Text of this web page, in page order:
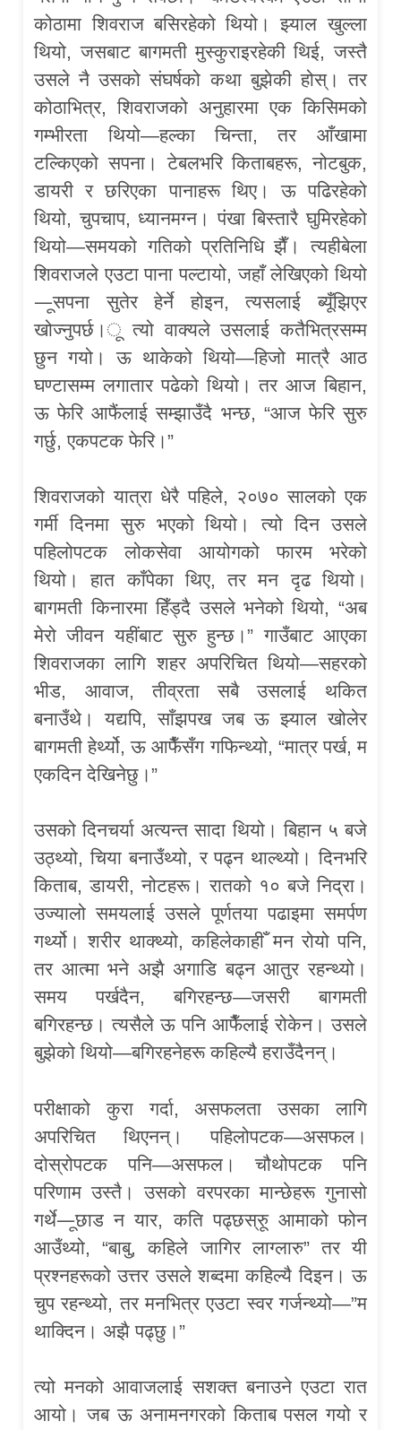
कोठामा शिवराज बसिरहेको थियो। झ्याल खुल्ला
थियो, जसबाट बागमती मुस्कुराइरहेकी थिई, जस्तै
उसले नै उसको संघर्षको कथा बुझेकी होस्। तर
कोठाभित्र, शिवराजको अनुहारमा एक किसिमको
गम्भीरता थियो—हल्का चिन्ता, तर आँखामा
टल्किएको सपना। टेबलभरि किताबहरू, नोटबुक,
डायरी र छरिएका पानाहरू थिए। ऊ पढिरहेको
थियो, चुपचाप, ध्यानमग्न। पंखा बिस्तारै घुमिरहेको
थियो—समयको गतिको प्रतिनिधि झैँ। त्यहीबेला
शिवराजले एउटा पाना पल्टायो, जहाँ लेखिएको थियो
—ूसपना सुतेर हेर्ने होइन, त्यसलाई ब्यूँझिएर
खोज्नुपर्छ।ू त्यो वाक्यले उसलाई कतैभित्रसम्म
छुन गयो। ऊ थाकेको थियो—हिजो मात्रै आठ
घण्टासम्म लगातार पढेको थियो। तर आज बिहान,
ऊ फेरि आफैंलाई सम्झाउँदै भन्छ, “आज फेरि सुरु
गर्छु, एकपटक फेरि।”
शिवराजको यात्रा धेरै पहिले, २०७० सालको एक
गर्मी दिनमा सुरु भएको थियो। त्यो दिन उसले
पहिलोपटक लोकसेवा आयोगको फारम भरेको
थियो। हात काँपेका थिए, तर मन दृढ थियो।
बागमती किनारमा हिँड्दै उसले भनेको थियो, “अब
मेरो जीवन यहींबाट सुरु हुन्छ।” गाउँबाट आएका
शिवराजका लागि शहर अपरिचित थियो—सहरको
भीड, आवाज, तीव्रता सबै उसलाई थकित
बनाउँथे। यद्यपि, साँझपख जब ऊ झ्याल खोलेर
बागमती हेर्थ्यो, ऊ आफैँसँग गफिन्थ्यो, “मात्र पर्ख, म
एकदिन देखिनेछु।”
उसको दिनचर्या अत्यन्त सादा थियो। बिहान ५ बजे
उठ्थ्यो, चिया बनाउँथ्यो, र पढ्न थाल्थ्यो। दिनभरि
किताब, डायरी, नोटहरू। रातको १० बजे निद्रा।
उज्यालो समयलाई उसले पूर्णतया पढाइमा समर्पण
गर्थ्यो। शरीर थाक्थ्यो, कहिलेकाहीँ मन रोयो पनि,
तर आत्मा भने अझै अगाडि बढ्न आतुर रहन्थ्यो।
समय पर्खदैन, बगिरहन्छ—जसरी बागमती
बगिरहन्छ। त्यसैले ऊ पनि आफैँलाई रोकेन। उसले
बुझेको थियो—बगिरहनेहरू कहिल्यै हराउँदैनन्।
परीक्षाको कुरा गर्दा, असफलता उसका लागि
अपरिचित थिएनन्। पहिलोपटक—असफल।
दोस्रोपटक पनि—असफल। चौथोपटक पनि
परिणाम उस्तै। उसको वरपरका मान्छेहरू गुनासो
गर्थे—ूछाड न यार, कति पढ्छस्रुू आमाको फोन
आउँथ्यो, “बाबु, कहिले जागिर लाग्लारु” तर यी
प्रश्नहरूको उत्तर उसले शब्दमा कहिल्यै दिइन। ऊ
चुप रहन्थ्यो, तर मनभित्र एउटा स्वर गर्जन्थ्यो—”म
थाक्दिन। अझै पढ्छु।”
त्यो मनको आवाजलाई सशक्त बनाउने एउटा रात
आयो। जब ऊ अनामनगरको किताब पसल गयो र